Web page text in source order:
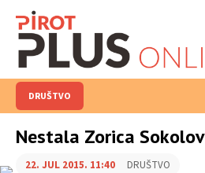
DRUŠTVO
Nestala Zorica Sokolov
22. JUL 2015. 11:40 DRUŠTVO